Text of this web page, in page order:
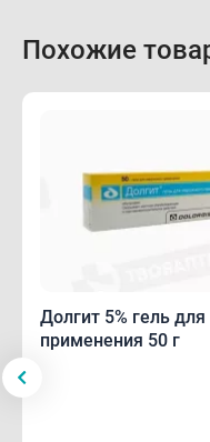
Похожие
Долгит 5% гель
применения 50 г